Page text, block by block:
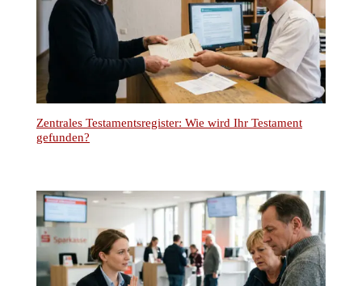
Zentrales Testamentsregister: Wie wird Ihr Testament
gefunden?